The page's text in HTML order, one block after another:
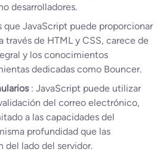
desarrolladores.
que JavaScript puede proporcionar
través de HTML y CSS, carece de
y los conocimientos
dedicadas como Bouncer.
: JavaScript puede utilizar
del correo electrónico,
a las capacidades del
profundidad que las
del lado del servidor.